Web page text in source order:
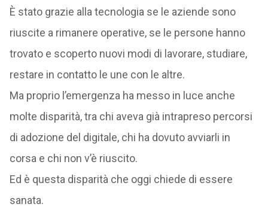
È stato grazie alla tecnologia se le aziende sono
riuscite a rimanere operative, se le persone hanno
trovato e scoperto nuovi modi di lavorare, studiare,
restare in contatto le une con le altre.
Ma proprio l’emergenza ha messo in luce anche
molte disparità, tra chi aveva già intrapreso percorsi
di adozione del digitale, chi ha dovuto avviarli in
corsa e chi non v’è riuscito.
Ed è questa disparità che oggi chiede di essere
sanata.